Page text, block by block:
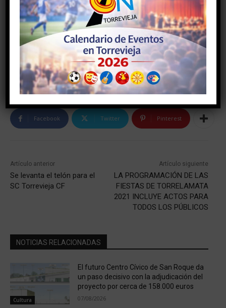
Facebook Twitter Pinterest
Artículo anterior
Se levanta el telón para el
SC Torrevieja CF
Artículo siguiente
LA PROGRAMACIÓN DE LAS
FIESTAS DE TORRELAMATA
2021 INCLUYE ACTOS PARA
TODOS LOS PÚBLICOS
NOTICIAS RELACIONADAS
Cultura
El futuro Centro Cívico de San Roque da
un paso decisivo con la adjudicación del
proyecto por cerca de 158.000 euros
07/08/2026